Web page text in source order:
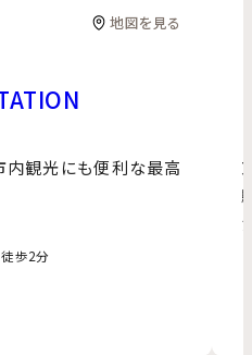
地図を見る
観光にも便利な最高
歩2分